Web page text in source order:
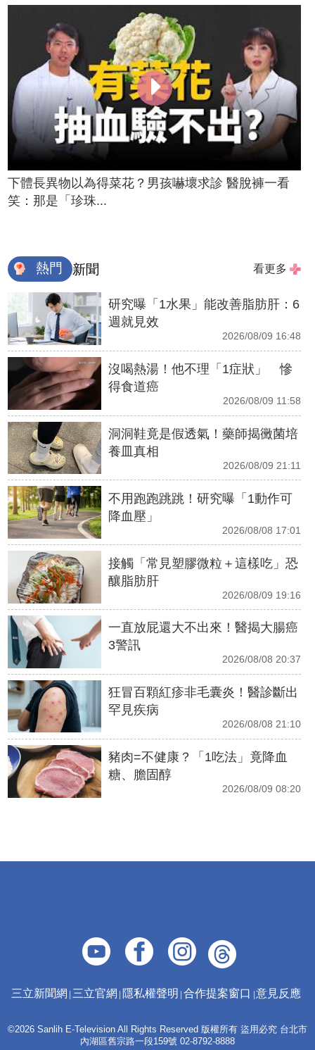
下體長異物以為得菜花？男孩嚇壞求診 醫脫褲一看
笑：那是「珍珠...
熱門 新聞 看更多
研究曝「1水果」能改善脂肪肝：6
週就見效
2026/08/09 16:48
沒喝熱湯！他不理「1症狀」 慘
得食道癌
2026/08/09 11:58
洞洞鞋竟是假透氣！藥師揭黴菌培
養皿真相
2026/08/09 21:11
不用跑跑跳跳！研究曝「1動作可
降血壓」
2026/08/08 17:01
接觸「常見塑膠微粒＋這樣吃」恐
釀脂肪肝
2026/08/09 19:16
一直放屁還大不出來！醫揭大腸癌
3警訊
2026/08/08 20:37
狂冒百顆紅疹非毛囊炎！醫診斷出
罕見疾病
2026/08/08 21:10
豬肉=不健康？「1吃法」竟降血
糖、膽固醇
2026/08/09 08:20
三立新聞網 三立官網 隱私權聲明 合作提案窗口 意見反應
©2026 Sanlih E-Television All Rights Reserved 版權所有 盜用必究 台北市
內湖區舊宗路一段159號 02-8792-8888